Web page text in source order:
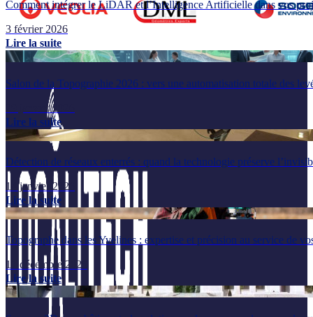
Comment intégrer le LiDAR et l’Intelligence Artificielle dans vos
3 février 2026
Lire la suite
Salon de la Topographie 2026 : vers une automatisation totale des
29 janvier 2026
Lire la suite
Détection de réseaux enterrés : quand la technologie préserve
14 janvier 2026
Lire la suite
Topographe dans les Yvelines : expertise et précision au service de
17 décembre 2025
Lire la suite